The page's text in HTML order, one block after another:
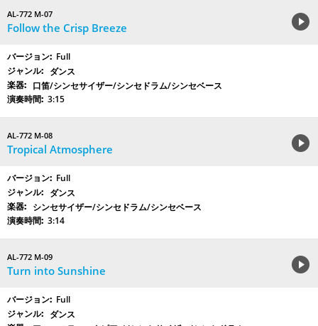
AL-772 M-07
Follow the Crisp Breeze
Full
ダンス
口笛/シンセサイザー/シンセドラム/シンセベース
3:15
AL-772 M-08
Tropical Atmosphere
Full
ダンス
シンセサイザー/シンセドラム/シンセベース
3:14
AL-772 M-09
Turn into Sunshine
Full
ダンス